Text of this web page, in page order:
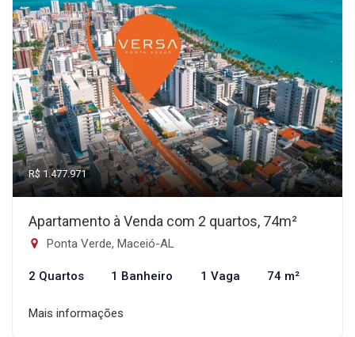
R$ 1.477.971
Apartamento à Venda com 2 quartos, 74m²
Ponta Verde, Maceió-AL
2 Quartos 1 Banheiro 1 Vaga 74 m²
Mais informações